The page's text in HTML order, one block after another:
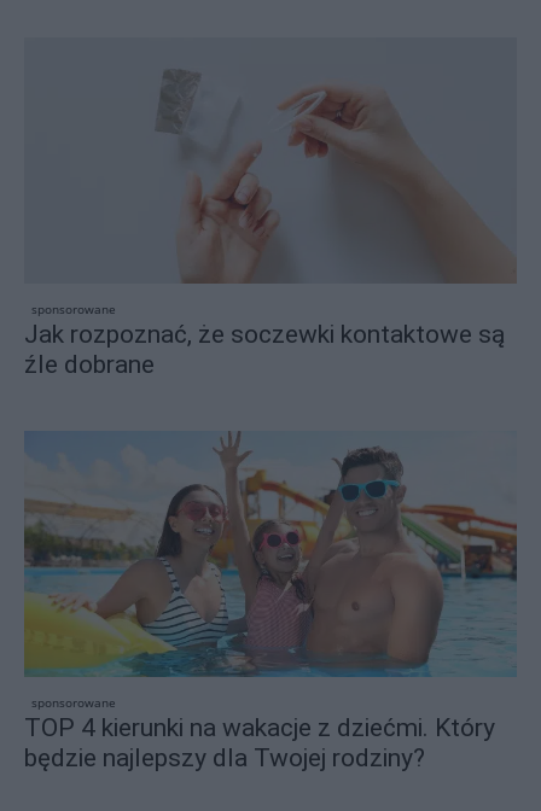
sponsorowane
Jak rozpoznać, że soczewki kontaktowe są
źle dobrane
sponsorowane
TOP 4 kierunki na wakacje z dziećmi. Który
będzie najlepszy dla Twojej rodziny?